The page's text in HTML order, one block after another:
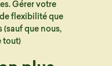
Gérer votre
flexibilité que
(sauf que nous,
tout)